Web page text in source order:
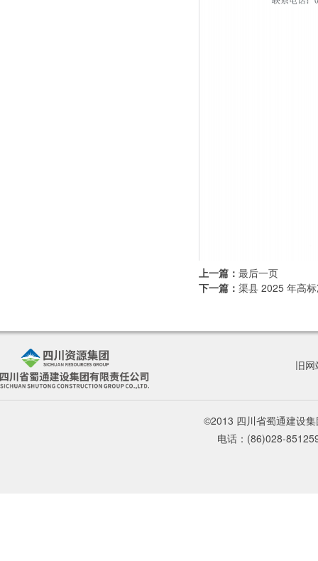
上一篇： 最后一页
下一篇： 渠县 2025 年高
旧
©2013 四川省蜀通建设
电话：(86)028-